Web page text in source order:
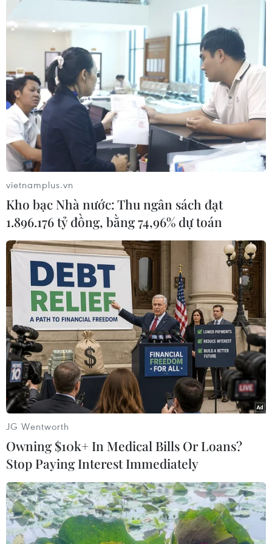
#Tàu Wise Honest #Tàu chở hàng
#Tàu Triều Tiên
#Trừng phạt
#Mỹ-Triều #Tên lửa Triều Tiên
Mỹ
Triều Tiên
Theo dõi VietnamPlus
TIN LIÊN QUAN
Đại diện thường trực của Triều Tiên yêu
cầu Mỹ trả tàu hàng
vietnamplus.vn
Kho bạc Nhà nước: Thu ngân sách đạt
1.896.176 tỷ đồng, bằng 74,96% dự toán
JG Wentworth
Owning $10k+ In Medical Bills Or Loans?
Stop Paying Interest Immediately